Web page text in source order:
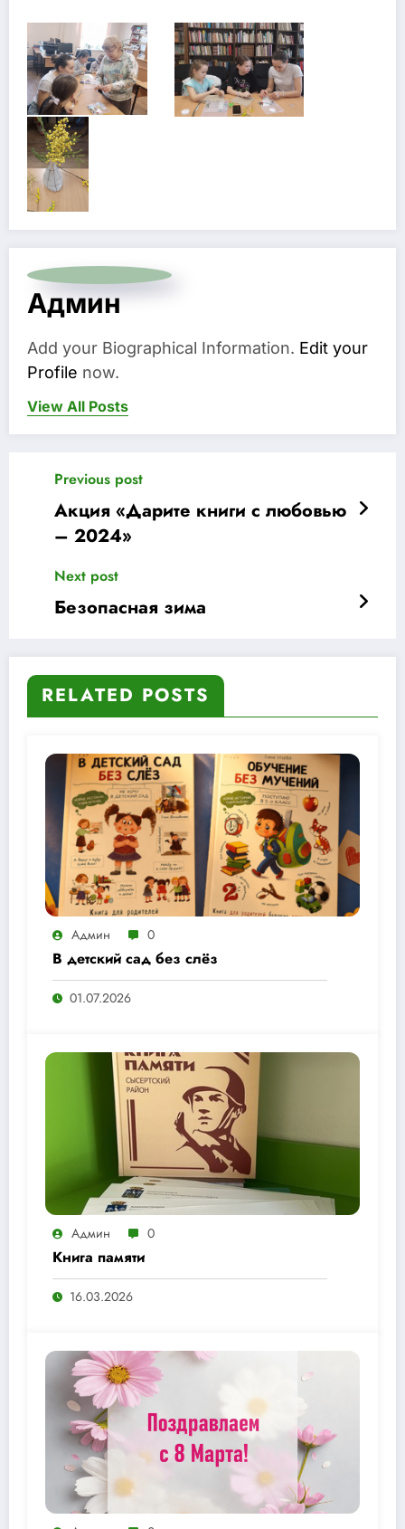
Админ
Add your Biographical Information. Edit your
Profile now.
View All Posts
Previous post
Акция «Дарите книги с любовью
– 2024»
Next post
Безопасная зима
RELATED POSTS
Админ 0
В детский сад без слёз
01.07.2026
Админ 0
Книга памяти
16.03.2026